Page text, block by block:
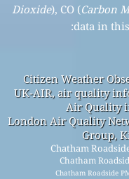
Dioxide), CO (Carbon
data in
Citizen Weather
UK-AIR, air quality
Air Quality
London Air Quality
Group,
Chatham
Chatham
Chatham Roadside